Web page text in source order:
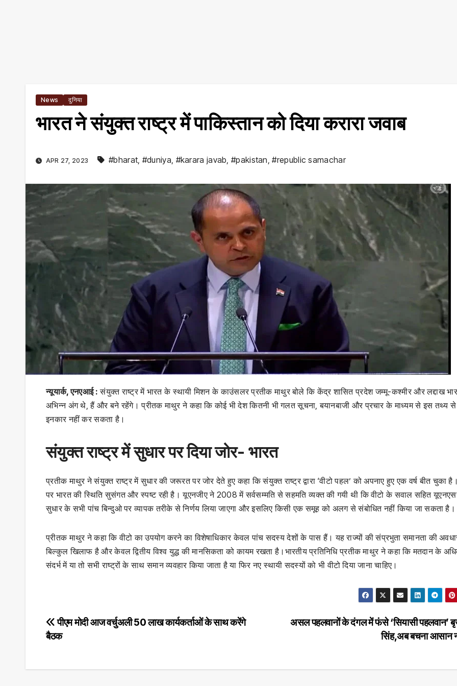
News दुनिया
भारत ने संयुक्त राष्ट्र में पाकिस्तान को दिया करारा जवाब
APR 27, 2023 #bharat, #duniya, #karara javab,#pakistan,#republic samachar
न्यूयार्क, एनएआई : संयुक्त राष्ट्र में भारत के स्थायी मिशन के काउंसलर प्रतीक माथुर बोले कि केंद्र शासित प्रदेश जम्मू-कश्मीर और लद्दाख
अभिन्न अंग थे, हैं और बने रहेंगे। प्रीतक माथुर ने कहा कि कोई भी देश कितनी भी गलत सूचना, बयानबाजी और प्रचार के माध्यम से इस तथ्य से
इनकार नहीं कर सकता है।
संयुक्त राष्ट्र में सुधार पर दिया जोर- भारत
प्रतीक माथुर ने संयुक्त राष्ट्र में सुधार की जरूरत पर जोर देते हुए कहा कि संयुक्त राष्ट्र द्वारा ‘वीटो पहल’ को अपनाए हुए एक वर्ष बीत चुका
पर भारत की स्थिति सुसंगत और स्पष्ट रही है। यूएनजीए ने 2008 में सर्वसम्मति से सहमति व्यक्त की गयी थी कि वीटो के सवाल सहित
सुधार के सभी पांच बिन्दुओ पर व्यापक तरीके से निर्णय लिया जाएगा और इसलिए किसी एक समूह को अलग से संबोधित नहीं किया जा सकता है।
प्रीतक माथुर ने कहा कि वीटो का उपयोग करने का विशेषाधिकार केवल पांच सदस्य देशों के पास हैं। यह राज्यों की संप्रभुता समानता की
बिल्कुल खिलाफ है और केवल द्वितीय विश्व युद्ध की मानसिकता को कायम रखता है।भारतीय प्रतिनिधि प्रतीक माथुर ने कहा कि मतदान के
संदर्भ में या तो सभी राष्ट्रों के साथ समान व्यवहार किया जाता है या फिर नए स्थायी सदस्यों को भी वीटो दिया जाना चाहिए।
Post
असल पहलवानों के दंगल में फंसे ‘सियासी पहलवान’
सिंह,अब बचना आसान
पीएम मोदी आज वर्चुअली 50 लाख कार्यकर्ताओं के साथ करेंगे
बैठक